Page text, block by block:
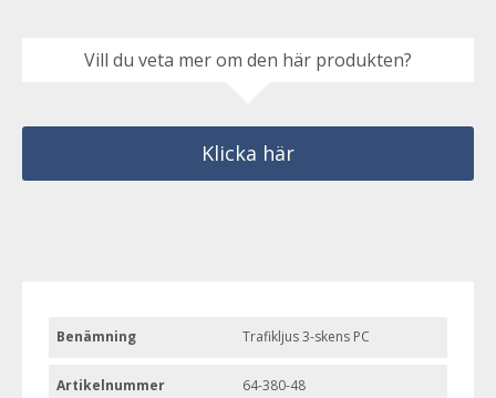
Vill du veta mer om den här produkten?
Klicka här
Benämning Trafikljus 3-skens PC
Artikelnummer 64-380-48